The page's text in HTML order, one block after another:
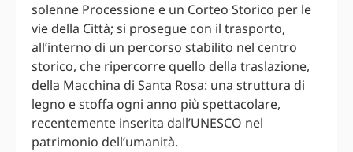
solenne Processione e un Corteo Storico per le
vie della Città; si prosegue con il trasporto,
all’interno di un percorso stabilito nel centro
storico, che ripercorre quello della traslazione,
della Macchina di Santa Rosa: una struttura di
legno e stoffa ogni anno più spettacolare,
recentemente inserita dall’UNESCO nel
patrimonio dell’umanità.